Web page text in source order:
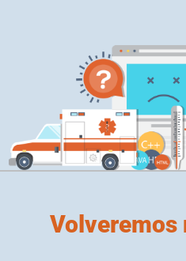
Volveremos